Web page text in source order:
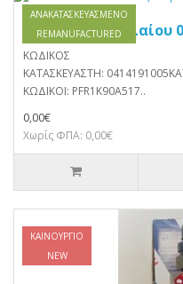
ΑΝΑΚΑΤΑΣΚΕΥΑΣΜΈΝΟ
REMANUFACTURED
Αντλίες Πετρελαίου
ΚΩΔΙΚΟΣ
ΚΑΤΑΣΚΕΥΑΣΤΗ:
ΚΩΔΙΚΟΙ: PFR1K90A517..
0,00€
Χωρίς ΦΠΑ: 0,00€
ΚΑΙΝΟΎΡΓΙΟ
NEW